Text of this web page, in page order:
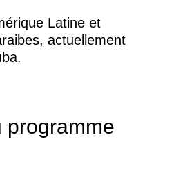
Latine et
actuellement
programme